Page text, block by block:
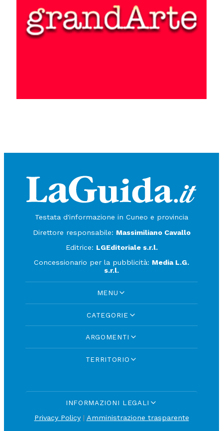
Testata d'informazione in Cuneo e provincia
Direttore responsabile: Massimiliano Cavallo
Editrice: LGEditoriale s.r.l.
Concessionario per la pubblicità: Media L.G.
s.r.l.
MENU
CATEGORIE
ARGOMENTI
TERRITORIO
INFORMAZIONI LEGALI
Privacy Policy| Amministrazione trasparente